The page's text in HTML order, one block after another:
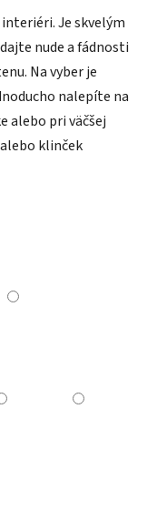
Je skvelým
nude a fádnosti
Na vyber je
nalepíte na
alebo pri väčšej
klinček